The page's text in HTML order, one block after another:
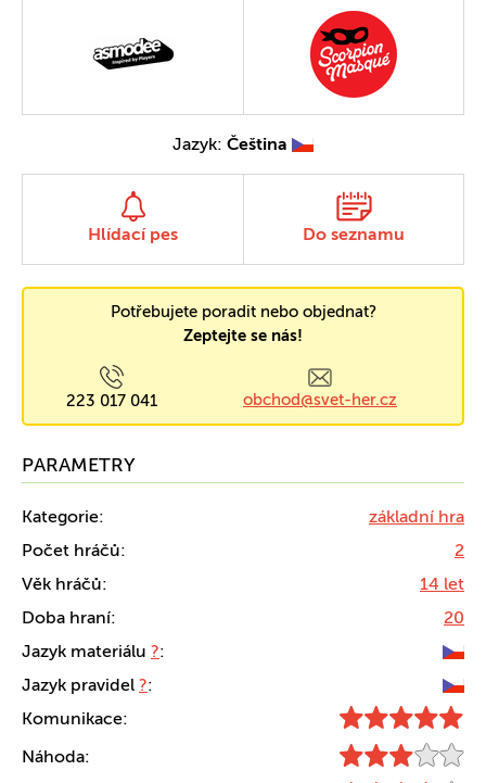
Jazyk: Čeština
Hlídací pes Do seznamu
Potřebujete poradit nebo objednat?
Zeptejte se nás!
223 017 041 obchod@svet-her.cz
PARAMETRY
Kategorie:
základní hra
Počet hráčů:
2
Věk hráčů:
14 let
Doba hraní:
20
Jazyk materiálu ?:
Jazyk pravidel ?:
Komunikace:
Náhoda: